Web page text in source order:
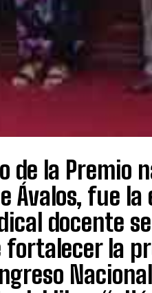
de la Premio
Ávalos, fue
docente
la